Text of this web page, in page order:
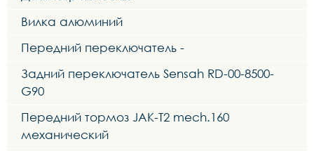
Вилка алюминий
Передний переключатель -
Задний переключатель Sensah RD-00-8500-
G90
Передний тормоз JAK-T2 mech.160
механический